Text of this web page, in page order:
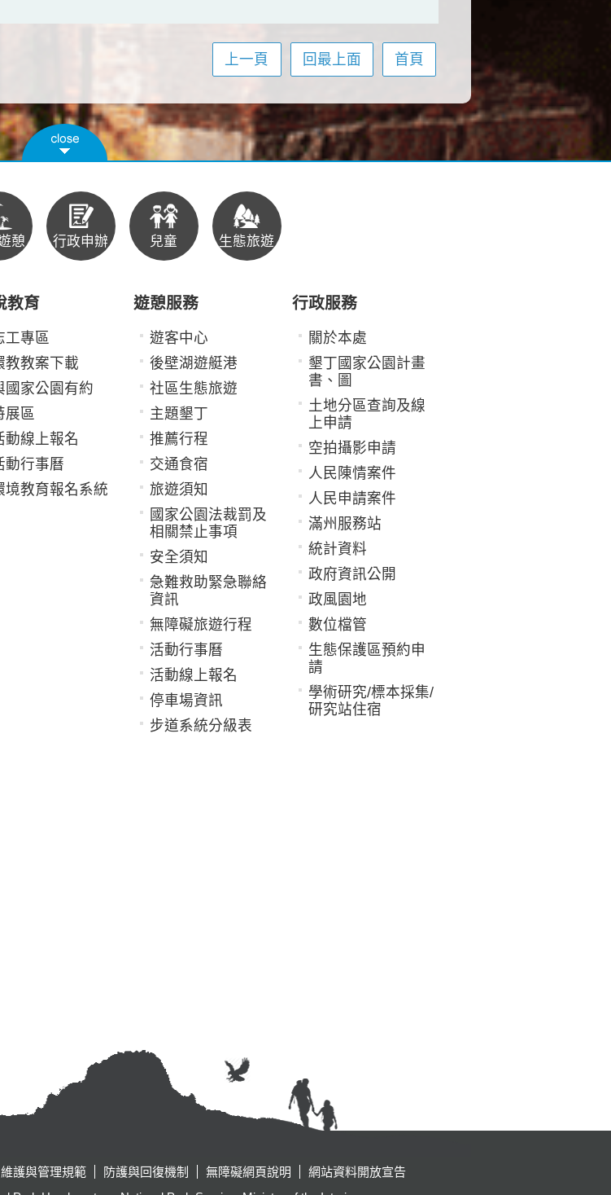
上一頁 回最上面 首頁
憩 行政申辦 兒童 生態旅遊
教育
工專區
教教案下載
國家公園有約
展區
動線上報名
動行事曆
境教育報名系統
遊憩服務
遊客中心
後壁湖遊艇港
社區生態旅遊
主題墾丁
推薦行程
交通食宿
旅遊須知
國家公園法裁罰及
相關禁止事項
安全須知
急難救助緊急聯絡
資訊
無障礙旅遊行程
活動行事曆
活動線上報名
停車場資訊
步道系統分級表
行政服務
關於本處
墾丁國家公園計畫
書、圖
土地分區查詢及線
上申請
空拍攝影申請
人民陳情案件
人民申請案件
滿州服務站
統計資料
政府資訊公開
政風園地
數位檔管
生態保護區預約申
請
學術研究/標本採集/
研究站住宿
維護與管理規範 防護與回復機制 無障礙網頁說明
網站資料開放宣告